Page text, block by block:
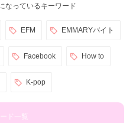
なっているキーワード
EFM EMMARYバイト
Facebook How to
K-pop
ド一覧